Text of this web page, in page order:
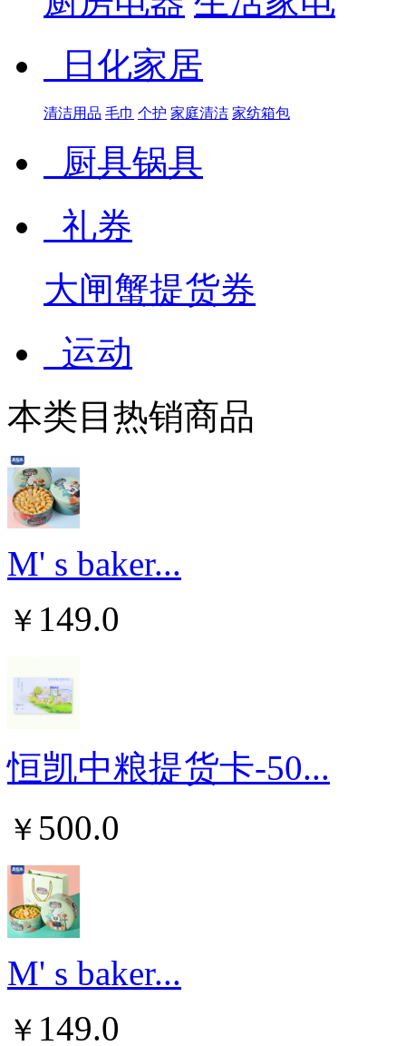
日化家居
清洁用品 毛巾 个护 家庭清洁 家纺箱包
厨具锅具
礼券
大闸蟹提货券
运动
本类目热销商品
M' s baker...
￥ 149.0
恒凯中粮提货卡-50...
￥ 500.0
M' s baker...
￥ 149.0